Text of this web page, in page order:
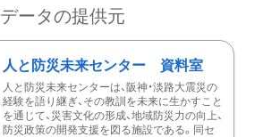
データの提供元
人と防災未来センター 資料室
人と防災未来センターは、阪神・淡路大震災の
経験を語り継ぎ、その教訓を未来に生かすこと
を通じて、災害文化の形成、地域防災力の向上、
防災政策の開発支援を図る施設である。同セ